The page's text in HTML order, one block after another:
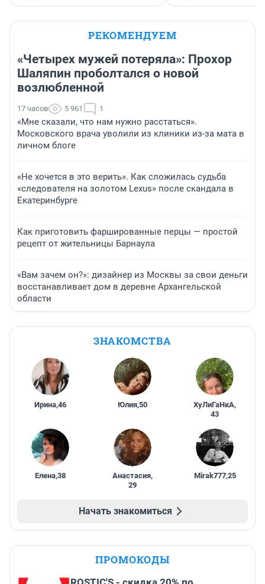
РЕКОМЕНДУЕМ
«Четырех мужей потеряла»: Прохор
Шаляпин проболтался о новой
возлюбленной
17 часов 5 961 1
«Мне сказали, что нам нужно расстаться».
Московского врача уволили из клиники из-за мата в
личном блоге
«Не хочется в это верить». Как сложилась судьба
«следователя на золотом Lexus» после скандала в
Екатеринбурге
Как приготовить фаршированные перцы — простой
рецепт от жительницы Барнаула
«Вам зачем он?»: дизайнер из Москвы за свои деньги
восстанавливает дом в деревне Архангельской
области
ЗНАКОМСТВА
Ирина,46 Юлия,50 ХуЛиГаНкА,
43
Елена,38 Анастасия,
29
Mirak777,25
Начать знакомиться
ПРОМОКОДЫ